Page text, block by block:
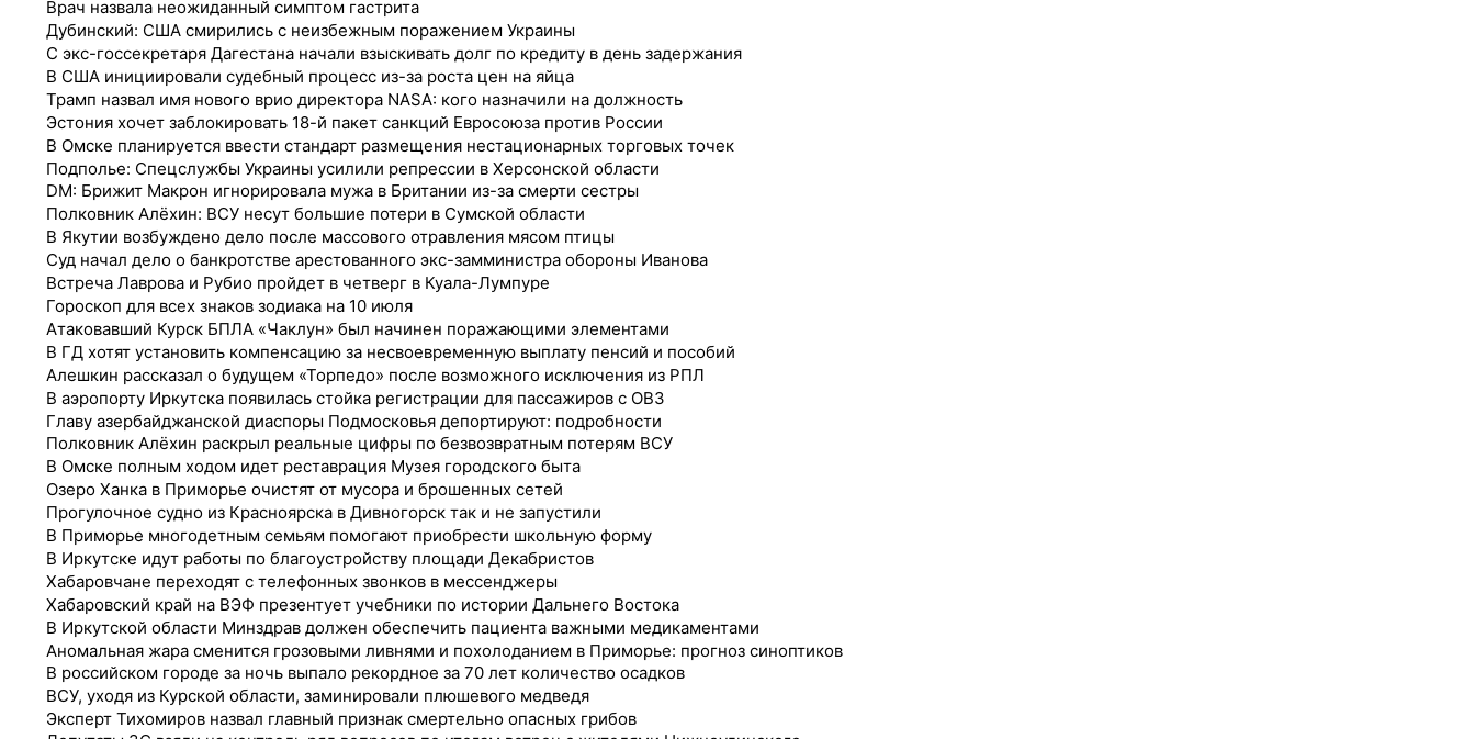
Врач назвала неожиданный симптом гастрита
Дубинский: США смирились с неизбежным поражением Украины
С экс-госсекретаря Дагестана начали взыскивать долг по кредиту в день задержания
В США инициировали судебный процесс из-за роста цен на яйца
Трамп назвал имя нового врио директора NASA: кого назначили на должность
Эстония хочет заблокировать 18-й пакет санкций Евросоюза против России
В Омске планируется ввести стандарт размещения нестационарных торговых точек
Подполье: Спецслужбы Украины усилили репрессии в Херсонской области
DM: Брижит Макрон игнорировала мужа в Британии из-за смерти сестры
Полковник Алёхин: ВСУ несут большие потери в Сумской области
В Якутии возбуждено дело после массового отравления мясом птицы
Суд начал дело о банкротстве арестованного экс-замминистра обороны Иванова
Встреча Лаврова и Рубио пройдет в четверг в Куала-Лумпуре
Гороскоп для всех знаков зодиака на 10 июля
Атаковавший Курск БПЛА «Чаклун» был начинен поражающими элементами
В ГД хотят установить компенсацию за несвоевременную выплату пенсий и пособий
Алешкин рассказал о будущем «Торпедо» после возможного исключения из РПЛ
В аэропорту Иркутска появилась стойка регистрации для пассажиров с ОВЗ
Главу азербайджанской диаспоры Подмосковья депортируют: подробности
Полковник Алёхин раскрыл реальные цифры по безвозвратным потерям ВСУ
В Омске полным ходом идет реставрация Музея городского быта
Озеро Ханка в Приморье очистят от мусора и брошенных сетей
Прогулочное судно из Красноярска в Дивногорск так и не запустили
В Приморье многодетным семьям помогают приобрести школьную форму
В Иркутске идут работы по благоустройству площади Декабристов
Хабаровчане переходят с телефонных звонков в мессенджеры
Хабаровский край на ВЭФ презентует учебники по истории Дальнего Востока
В Иркутской области Минздрав должен обеспечить пациента важными медикаментами
Аномальная жара сменится грозовыми ливнями и похолоданием в Приморье: прогноз синоптиков
В российском городе за ночь выпало рекордное за 70 лет количество осадков
ВСУ, уходя из Курской области, заминировали плюшевого медведя
Эксперт Тихомиров назвал главный признак смертельно опасных грибов